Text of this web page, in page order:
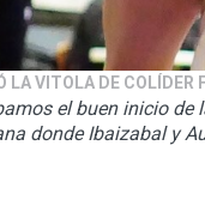
LA VITOLA DE COLÍDER
el buen inicio de
donde Ibaizabal y